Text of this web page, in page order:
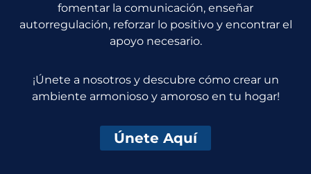
fomentar la comunicación, enseñar
autorregulación, reforzar lo positivo y encontrar el
apoyo necesario.
¡Únete a nosotros y descubre cómo crear un
ambiente armonioso y amoroso en tu hogar!
Únete Aquí